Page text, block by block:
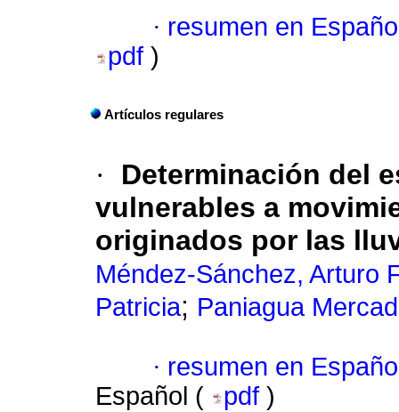
· resumen en
pdf )
Artículos regulares
·
Determinación del
vulnerables a
originados por las
Méndez-Sánchez, Arturo
Patricia; Paniagua
· resumen en
Español (
pdf )